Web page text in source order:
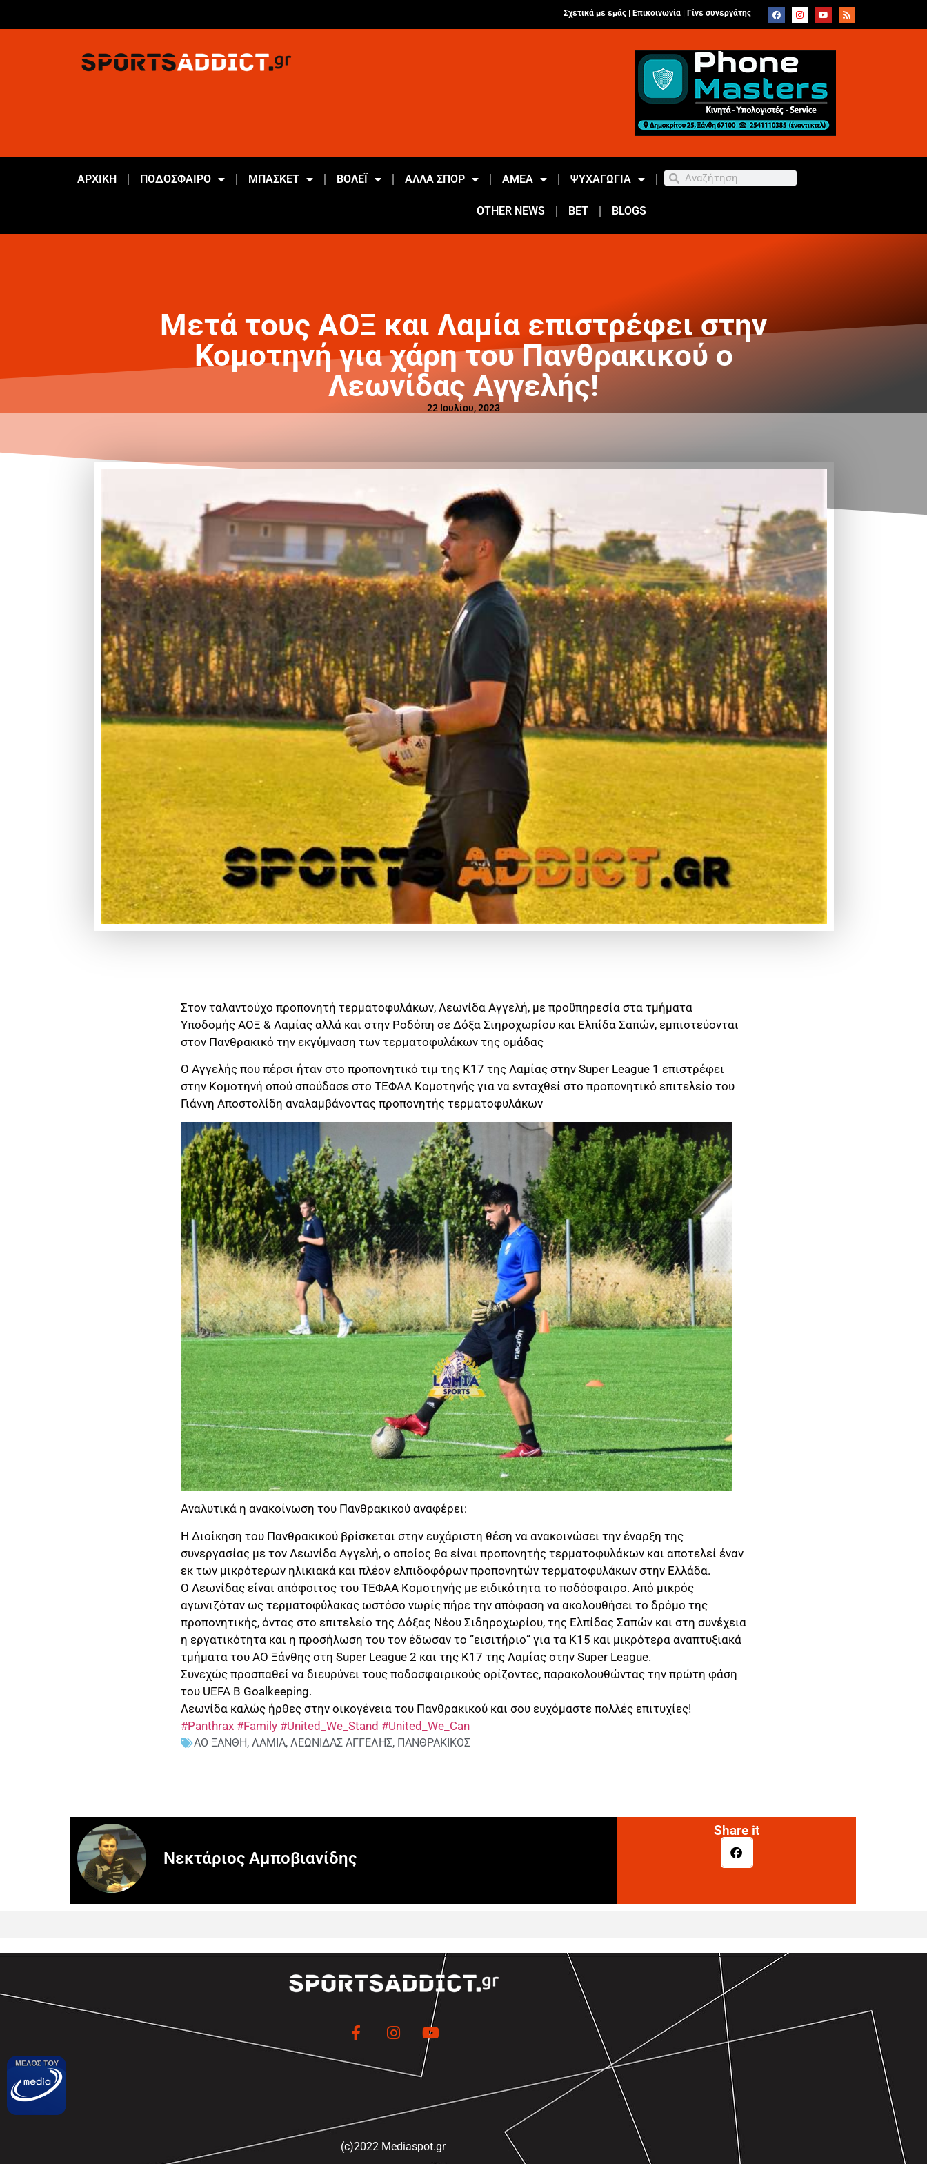
Σχετικά με εμάς | Επικοινωνία Γίνε συνεργάτης
ΑΡΧΙΚΗ ΠΟΔΟΣΦΑΙΡΟ ΜΠΑΣΚΕΤ ΒΟΛΕΪ ΑΛΛΑ ΣΠΟΡ ΑΜΕΑ ΨΥΧΑΓΩΓΙΑ
OTHER NEWS BET BLOGS
Μετά τους ΑΟΞ και Λαμία επιστρέφει στην
Κομοτηνή για χάρη του Πανθρακικού ο
Λεωνίδας Αγγελής!
22 Ιουλίου, 2023
Στον ταλαντούχο προπονητή τερματοφυλάκων, Λεωνίδα Αγγελή, με προϋπηρεσία στα τμήματα
Υποδομής ΑΟΞ & Λαμίας αλλά και στην Ροδόπη σε Δόξα Σιηροχωρίου και Ελπίδα Σαπών, εμπιστεύονται
στον Πανθρακικό την εκγύμναση των τερματοφυλάκων της ομάδας
Ο Αγγελής που πέρσι ήταν στο προπονητικό τιμ της K17 της Λαμίας στην Super League 1 επιστρέφει
στην Κομοτηνή οπού σπούδασε στο ΤΕΦΑΑ Κομοτηνής για να ενταχθεί στο προπονητικό επιτελείο του
Γιάννη Αποστολίδη αναλαμβάνοντας προπονητής τερματοφυλάκων
Αναλυτικά η ανακοίνωση του Πανθρακικού αναφέρει:
Η Διοίκηση του Πανθρακικού βρίσκεται στην ευχάριστη θέση να ανακοινώσει την έναρξη της
συνεργασίας με τον Λεωνίδα Αγγελή, ο οποίος θα είναι προπονητής τερματοφυλάκων και αποτελεί έναν
εκ των μικρότερων ηλικιακά και πλέον ελπιδοφόρων προπονητών τερματοφυλάκων στην Ελλάδα.
Ο Λεωνίδας είναι απόφοιτος του ΤΕΦΑΑ Κομοτηνής με ειδικότητα το ποδόσφαιρο. Από μικρός
αγωνιζόταν ως τερματοφύλακας ωστόσο νωρίς πήρε την απόφαση να ακολουθήσει το δρόμο της
προπονητικής, όντας στο επιτελείο της Δόξας Νέου Σιδηροχωρίου, της Ελπίδας Σαπών και στη συνέχεια
η εργατικότητα και η προσήλωση του τον έδωσαν το “εισιτήριο” για τα Κ15 και μικρότερα αναπτυξιακά
τμήματα του ΑΟ Ξάνθης στη Super League 2 και της Κ17 της Λαμίας στην Super League.
Συνεχώς προσπαθεί να διευρύνει τους ποδοσφαιρικούς ορίζοντες, παρακολουθώντας την πρώτη φάση
του UEFA B Goalkeeping.
Λεωνίδα καλώς ήρθες στην οικογένεια του Πανθρακικού και σου ευχόμαστε πολλές επιτυχίες!
#Panthrax #Family #United_We_Stand #United_We_Can
ΑΟ ΞΑΝΘΗ, ΛΑΜΙΑ, ΛΕΩΝΙΔΑΣ ΑΓΓΕΛΗΣ, ΠΑΝΘΡΑΚΙΚΟΣ
Νεκτάριος Αμποβιανίδης
Share it
(c)2022 Mediaspot.gr